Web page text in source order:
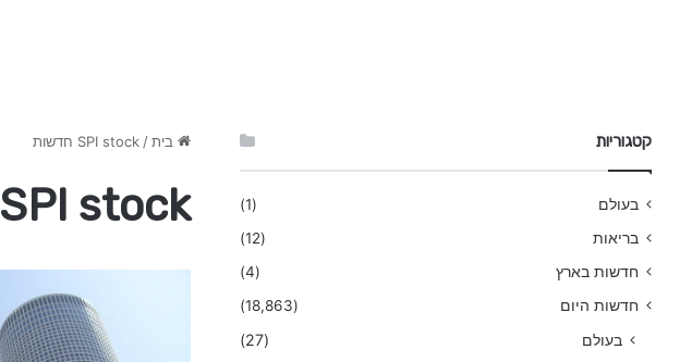
בית / SPI stock חדשות
SPI stock חדשות
קטגוריות
בעולם
(1)
בריאות
(12)
חדשות בארץ
(4)
חדשות היום
(18,863)
בעולם (27)